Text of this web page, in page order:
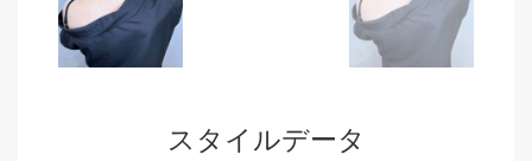
スタイルデータ